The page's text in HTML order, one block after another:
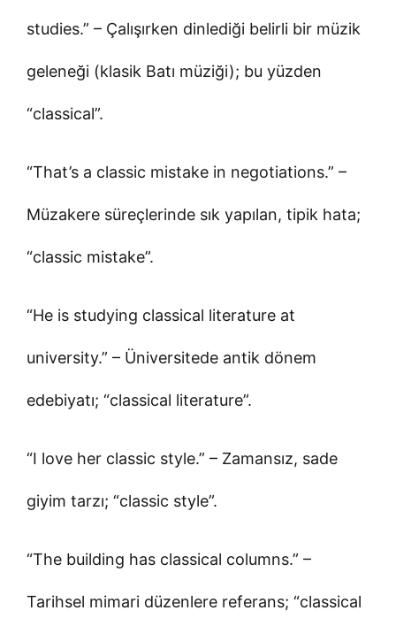
studies.” – Çalışırken dinlediği belirli bir müzik
geleneği (klasik Batı müziği); bu yüzden
“classical”.
“That’s a classic mistake in negotiations.” –
Müzakere süreçlerinde sık yapılan, tipik hata;
“classic mistake”.
“He is studying classical literature at
university.” – Üniversitede antik dönem
edebiyatı; “classical literature”.
“I love her classic style.” – Zamansız, sade
giyim tarzı; “classic style”.
“The building has classical columns.” –
Tarihsel mimari düzenlere referans; “classical